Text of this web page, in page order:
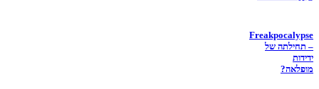
Freakpocalypse
– תחילתה של
ידידות
מופלאה?